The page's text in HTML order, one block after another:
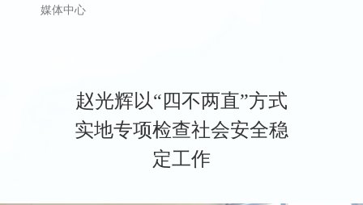
媒体中心
赵光辉以“四不两直”方式
实地专项检查社会安全稳
定工作